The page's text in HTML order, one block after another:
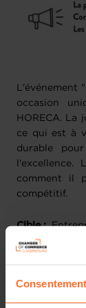
Consentement
L'événement
occasion
HORECA. La
ce qui est à
durable
comment il
compétitif.
Cible :
Les moments